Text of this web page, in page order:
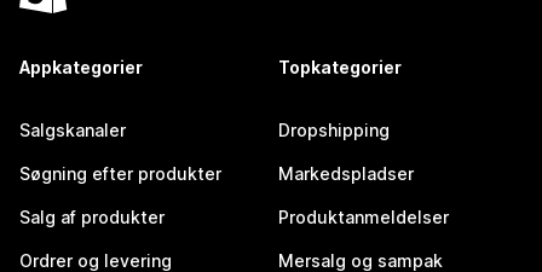
Appkategorier
Salgskanaler
Søgning efter produkter
Salg af produkter
Ordrer og levering
Topkategorier
Dropshipping
Markedspladser
Produktanmeldelser
Mersalg og sampak